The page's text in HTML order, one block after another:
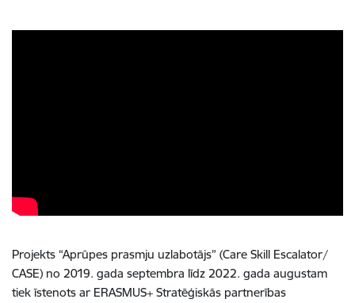
Projekts “Aprūpes prasmju uzlabotājs” (Care Skill Escalator/
CASE) no 2019. gada septembra līdz 2022. gada augustam
tiek īstenots ar ERASMUS+ Stratēģiskās partnerības